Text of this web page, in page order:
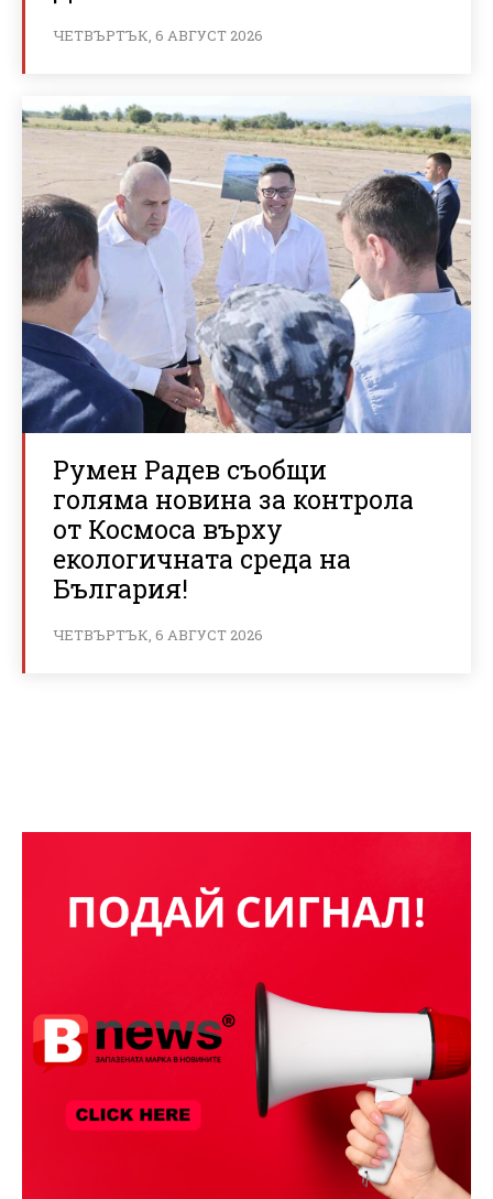
ЧЕТВЪРТЪК, 6 АВГУСТ 2026
Румен Радев съобщи
голяма новина за контрола
от Космоса върху
екологичната среда на
България!
ЧЕТВЪРТЪК, 6 АВГУСТ 2026